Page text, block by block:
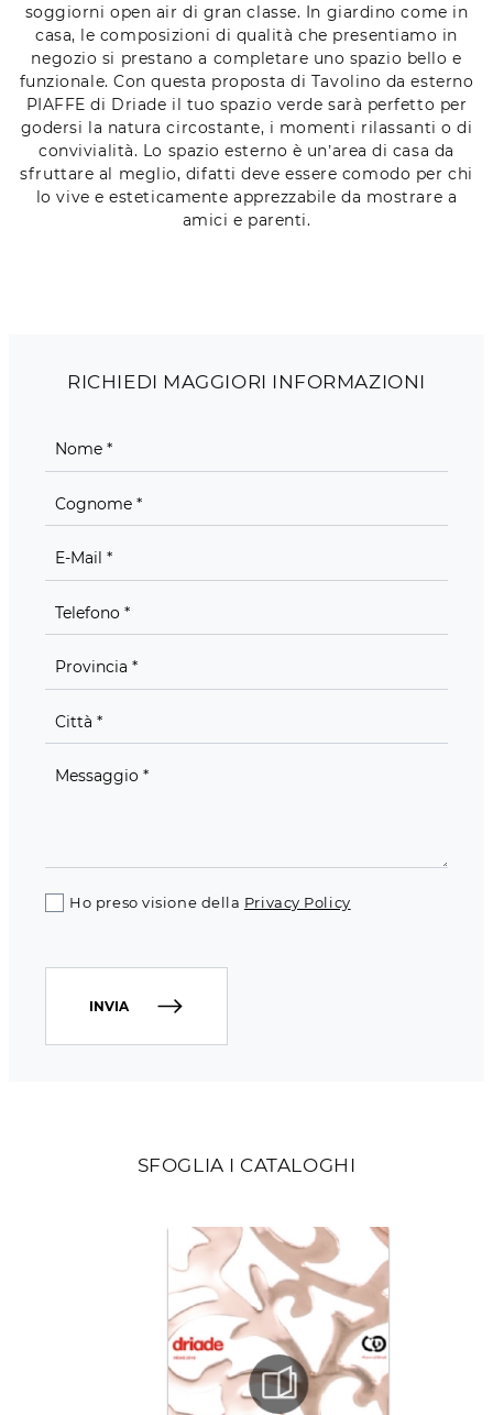
soggiorni open air di gran classe. In giardino come in
casa, le composizioni di qualità che presentiamo in
negozio si prestano a completare uno spazio bello e
funzionale. Con questa proposta di Tavolino da esterno
PIAFFE di Driade il tuo spazio verde sarà perfetto per
godersi la natura circostante, i momenti rilassanti o di
convivialità. Lo spazio esterno è un’area di casa da
sfruttare al meglio, difatti deve essere comodo per chi
lo vive e esteticamente apprezzabile da mostrare a
amici e parenti.
SFOGLIA I CATALOGHI
RICHIEDI MAGGIORI INFORMAZIONI
Ho preso visione della Privacy Policy
INVIA